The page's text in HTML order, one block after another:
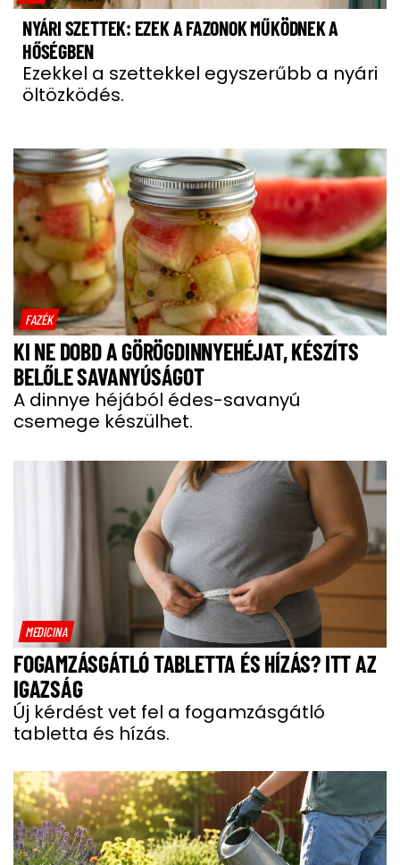
NYÁRI SZETTEK: EZEK A FAZONOK MŰKÖDNEK A
HŐSÉGBEN
Ezekkel a szettekkel egyszerűbb a nyári
öltözködés.
FAZÉK
KI NE DOBD A GÖRÖGDINNYEHÉJAT, KÉSZÍTS
BELŐLE SAVANYÚSÁGOT
A dinnye héjából édes-savanyú
csemege készülhet.
MEDICINA
FOGAMZÁSGÁTLÓ TABLETTA ÉS HÍZÁS? ITT AZ
IGAZSÁG
Új kérdést vet fel a fogamzásgátló
tabletta és hízás.